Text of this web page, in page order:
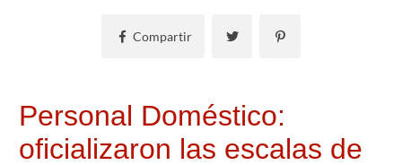
Compartir
Personal Doméstico:
oficializaron las escalas de